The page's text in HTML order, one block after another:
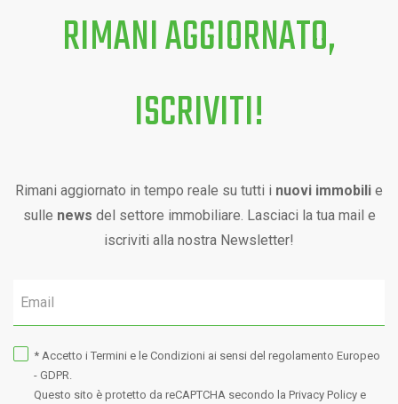
RIMANI AGGIORNATO,
ISCRIVITI!
Rimani aggiornato in tempo reale su tutti i nuovi immobili e
sulle news del settore immobiliare. Lasciaci la tua mail e
iscriviti alla nostra Newsletter!
* Accetto iTermini e le Condizioni ai sensi del regolamento Europeo
- GDPR.
Questo sito è protetto da reCAPTCHA secondo laPrivacy Policy e